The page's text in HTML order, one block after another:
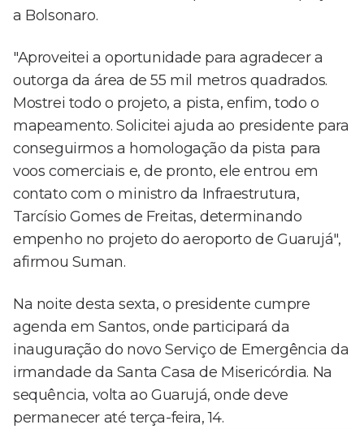
a Bolsonaro.
"Aproveitei a oportunidade para agradecer a
outorga da área de 55 mil metros quadrados.
Mostrei todo o projeto, a pista, enfim, todo o
mapeamento. Solicitei ajuda ao presidente para
conseguirmos a homologação da pista para
voos comerciais e, de pronto, ele entrou em
contato com o ministro da Infraestrutura,
Tarcísio Gomes de Freitas, determinando
empenho no projeto do aeroporto de Guarujá",
afirmou Suman.
Na noite desta sexta, o presidente cumpre
agenda em Santos, onde participará da
inauguração do novo Serviço de Emergência da
irmandade da Santa Casa de Misericórdia. Na
sequência, volta ao Guarujá, onde deve
permanecer até terça-feira, 14.